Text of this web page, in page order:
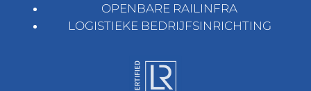
OPENBARE RAILINFRA
LOGISTIEKE BEDRIJFSINRICHTING